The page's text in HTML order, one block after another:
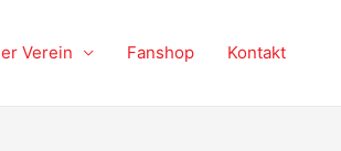
Verein Fanshop Kontakt